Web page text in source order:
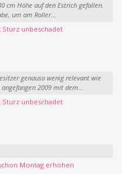
cm Höhe auf den Estrich gefallen.
um am Roller...
unbeschadet
genauso wenig relevant wie
2009 mit dem...
unbeschadet
Montag erhöhen